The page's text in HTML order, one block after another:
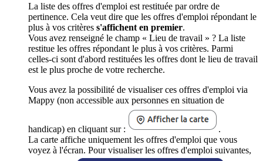
La liste des offres d'emploi est restituée par ordre de
pertinence. Cela veut dire que les offres d'emploi répondant le
plus à vos critères s'affichent en premier.
Vous avez renseigné le champ « Lieu de travail » ? La liste
restitue les offres répondant le plus à vos critères. Parmi
celles-ci sont d'abord restituées les offres dont le lieu de travail
est le plus proche de votre recherche.
Vous avez la possibilité de visualiser ces offres d'emploi via
Mappy (non accessible aux personnes en situation de
handicap) en cliquant sur :
.
La carte affiche uniquement les offres d'emploi que vous
voyez à l'écran. Pour visualiser les offres d'emploi suivantes,